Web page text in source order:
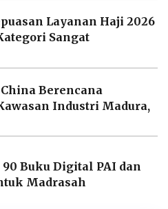
Layanan Haji 2026
Sangat
Berencana
Industri Madura,
Buku Digital PAI dan
Madrasah